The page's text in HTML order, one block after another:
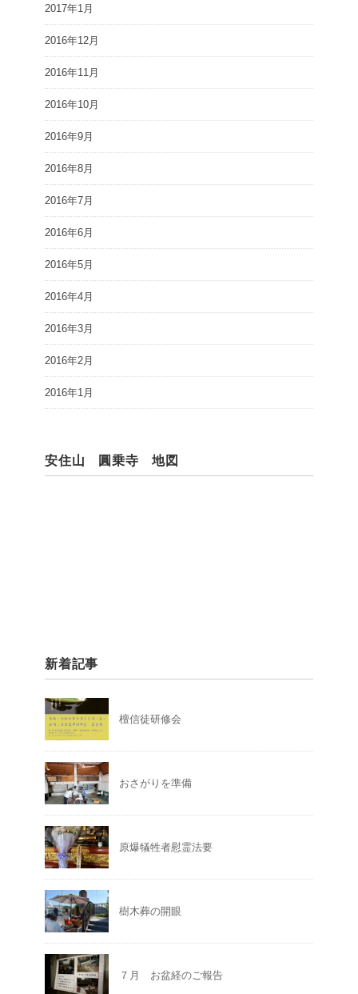
2017年1月
2016年12月
2016年11月
2016年10月
2016年9月
2016年8月
2016年7月
2016年6月
2016年5月
2016年4月
2016年3月
2016年2月
2016年1月
安住山 圓乗寺 地図
新着記事
檀信徒研修会
おさがりを準備
原爆犠牲者慰霊法要
樹木葬の開眼
７月 お盆経のご報告